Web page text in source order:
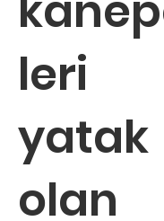
leri
yatak
olan